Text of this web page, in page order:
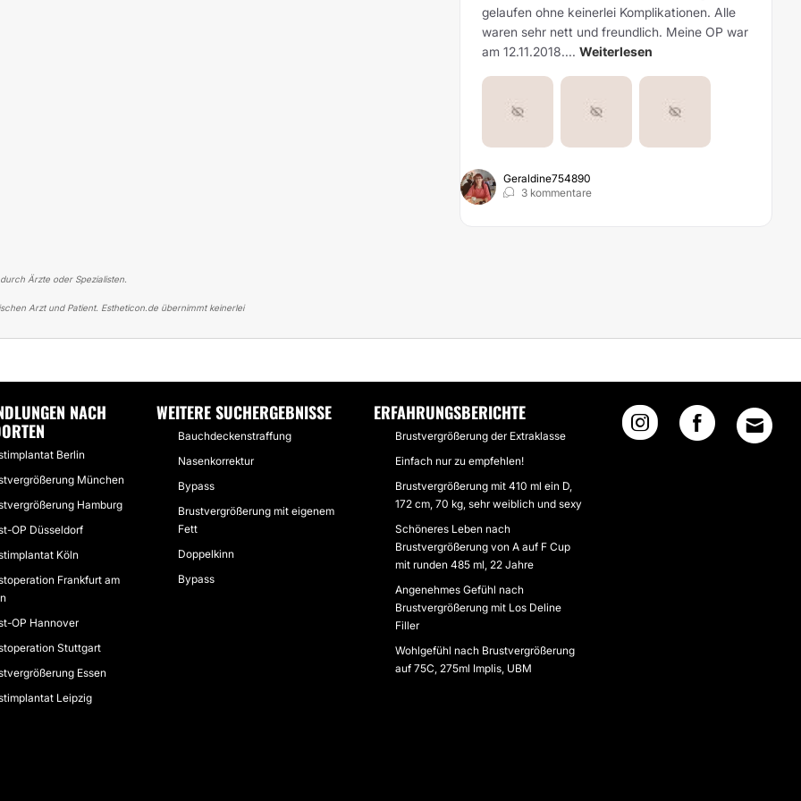
gelaufen ohne keinerlei Komplikationen. Alle
waren sehr nett und freundlich. Meine OP war
am 12.11.2018.... Weiterlesen
Geraldine754890
3 kommentare
Ärzte oder Spezialisten.
Arzt und Patient. Estheticon.de übernimmt keinerlei
NACH
Berlin
München
Hamburg
OP Düsseldorf
Köln
Frankfurt am
OP Hannover
Stuttgart
Essen
Leipzig
WEITERE SUCHERGEBNISSE
Bauchdeckenstraffung
Nasenkorrektur
Bypass
Brustvergrößerung mit eigenem
Fett
Doppelkinn
Bypass
ERFAHRUNGSBERICHTE
Brustvergrößerung der Extraklasse
Einfach nur zu empfehlen!
Brustvergrößerung mit 410 ml ein D,
172 cm, 70 kg, sehr weiblich und sexy
Schöneres Leben nach
Brustvergrößerung von A auf F Cup
mit runden 485 ml, 22 Jahre
Angenehmes Gefühl nach
Brustvergrößerung mit Los Deline
Filler
Wohlgefühl nach Brustvergrößerung
auf 75C, 275ml Implis, UBM